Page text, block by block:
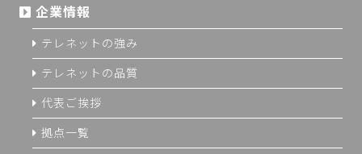
企業情報
テレネットの強み
テレネットの品質
代表ご挨拶
拠点一覧